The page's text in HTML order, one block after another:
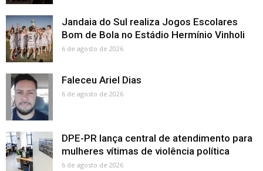
Jandaia do Sul realiza Jogos Escolares
Bom de Bola no Estádio Hermínio Vinholi
6 de agosto de 2026
Faleceu Ariel Dias
6 de agosto de 2026
DPE-PR lança central de atendimento para
mulheres vítimas de violência política
6 de agosto de 2026